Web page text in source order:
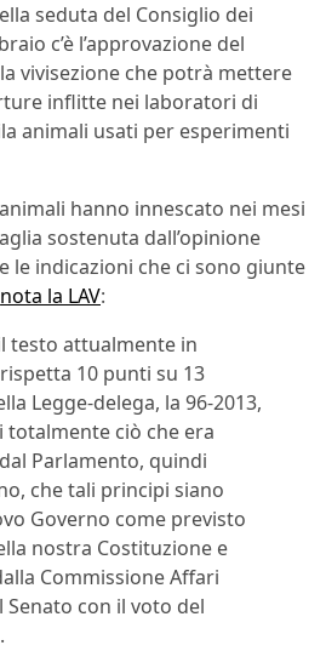
seduta del Consiglio dei
c’è l’approvazione del
vivisezione che potrà mettere
inflitte nei laboratori di
animali usati per esperimenti
hanno innescato nei mesi
sostenuta dall’opinione
le indicazioni che ci sono giunte
nota la LAV:
testo attualmente in
10 punti su 13
Legge-delega, la 96-2013,
totalmente ciò che era
Parlamento, quindi
che tali principi siano
Governo come previsto
nostra Costituzione e
Commissione Affari
con il voto del